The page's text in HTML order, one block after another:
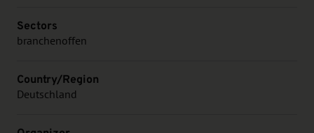
Sectors
branchenoffen
Country/Region
Deutschland